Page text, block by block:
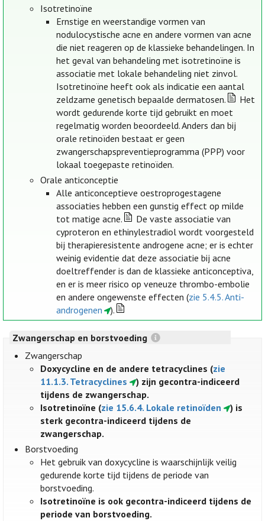
Isotretinoïne
Ernstige en weerstandige vormen van
nodulocystische acne en andere vormen van acne
die niet reageren op de klassieke behandelingen. In
het geval van behandeling met isotretinoïne is
associatie met lokale behandeling niet zinvol.
Isotretinoïne heeft ook als indicatie een aantal
zeldzame genetisch bepaalde dermatosen.
Het
wordt gedurende korte tijd gebruikt en moet
regelmatig worden beoordeeld. Anders dan bij
orale retinoïden bestaat er geen
zwangerschapspreventieprogramma (PPP) voor
lokaal toegepaste retinoïden.
Orale anticonceptie
Alle anticonceptieve oestroprogestagene
associaties hebben een gunstig effect op milde
tot matige acne.
De vaste associatie van
cyproteron en ethinylestradiol wordt voorgesteld
bij therapieresistente androgene acne; er is echter
weinig evidentie dat deze associatie bij acne
doeltreffender is dan de klassieke anticonceptiva,
en er is meer risico op veneuze thrombo-embolie
en andere ongewenste effecten (zie 5.4.5. Anti-
androgenen
).
Zwangerschap en borstvoeding
Zwangerschap
Doxycycline en de andere tetracyclines (zie
11.1.3. Tetracyclines
) zijn gecontra-indiceerd
tijdens de zwangerschap.
Isotretinoïne (zie 15.6.4. Lokale retinoïden
) is
sterk gecontra-indiceerd tijdens de
zwangerschap.
Borstvoeding
Het gebruik van doxycycline is waarschijnlijk veilig
gedurende korte tijd tijdens de periode van
borstvoeding.
Isotretinoïne is ook gecontra-indiceerd tijdens de
periode van borstvoeding.